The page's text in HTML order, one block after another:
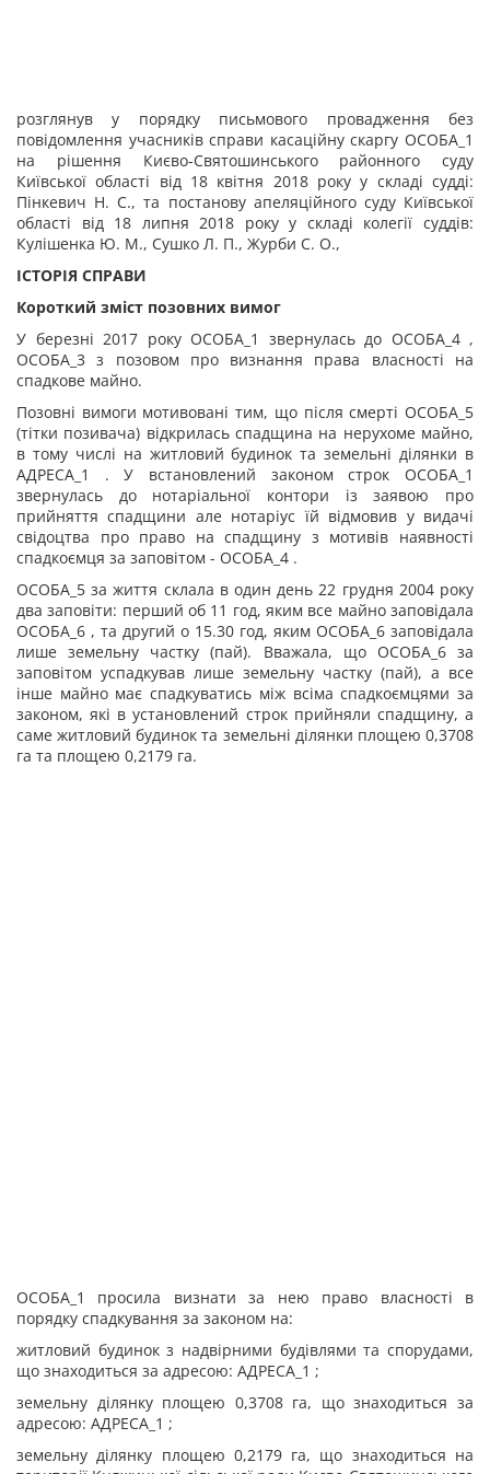
розглянув у порядку письмового провадження без
повідомлення учасників справи касаційну скаргу ОСОБА_1
на рішення Києво-Святошинського районного суду
Київської області від 18 квітня 2018 рокуу складі судді:
Пінкевич Н. С., та постанову апеляційного суду Київської
області від 18 липня 2018 рокуу складі колегії суддів:
Кулішенка Ю. М., Сушко Л. П., Журби С. О.,
ІСТОРІЯ СПРАВИ
Короткий зміст позовних вимог
У березні 2017 року ОСОБА_1 звернулась до ОСОБА_4 ,
ОСОБА_3 з позовом про визнання права власності на
спадкове майно.
Позовні вимоги мотивовані тим, що після смерті ОСОБА_5
(тітки позивача) відкрилась спадщина на нерухоме майно,
в тому числі на житловий будинок та земельні ділянки в
АДРЕСА_1 . У встановлений законом строк ОСОБА_1
звернулась до нотаріальної контори із заявою про
прийняття спадщини але нотаріус їй відмовив у видачі
свідоцтва про право на спадщину з мотивів наявності
спадкоємця за заповітом - ОСОБА_4 .
ОСОБА_5 за життя склала в один день 22 грудня 2004 року
два заповіти: перший об 11 год, яким все майно заповідала
ОСОБА_6 , та другий о 15.30 год, яким ОСОБА_6 заповідала
лише земельну частку (пай). Вважала, що ОСОБА_6 за
заповітом успадкував лише земельну частку (пай), а все
інше майно має спадкуватись між всіма спадкоємцями за
законом, які в установлений строк прийняли спадщину, а
саме житловий будинок та земельні ділянки площею 0,3708
га та площею 0,2179 га.
ОСОБА_1 просила визнати за нею право власності в
порядку спадкування за законом на:
житловий будинок з надвірними будівлями та спорудами,
що знаходиться за адресою: АДРЕСА_1 ;
земельну ділянку площею 0,3708 га, що знаходиться за
адресою: АДРЕСА_1 ;
земельну ділянку площею 0,2179 га, що знаходиться на